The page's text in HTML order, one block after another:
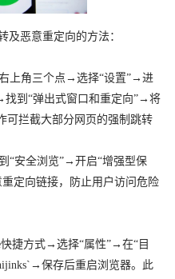
及恶意重定向的方法：
上角三个点→选择“设置”→进
到“弹出式窗口和重定向”→将
可拦截大部分网页的强制跳转
“安全浏览”→开启“增强型保
定向链接，防止用户访问危险
捷方式→选择“属性”→在“目
保存后重启浏览器。此